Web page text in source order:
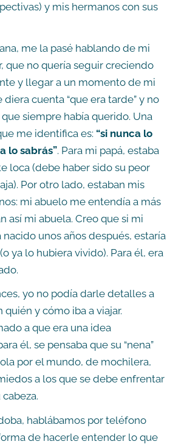
y mis hermanos con sus
me la pasé hablando de mi
que no quería seguir creciendo
y llegar a un momento de mi
cuenta “que era tarde” y no
siempre había querido. Una
me identifica es: “si nunca lo
lo sabrás”. Para mi papá, estaba
loca (debe haber sido su peor
Por otro lado, estaban mis
mi abuelo me entendía a más
así mi abuela. Creo que si mi
unos años después, estaría
ya lo hubiera vivido). Para él, era
yo no podía darle detalles a
quién y cómo iba a viajar.
a que era una idea
él, se pensaba que su “nena”
por el mundo, de mochilera,
a los que se debe enfrentar
hablábamos por teléfono
de hacerle entender lo que